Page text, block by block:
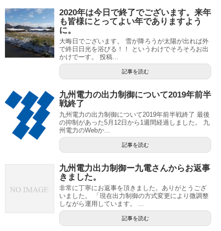
2020年は今日で終了でございます。来年
も皆様にとってよい年でありますよう
に。
大晦日でございます。 雪が降ろうが太陽が出れば外
で終日日光を浴びる！！ というわけでそろそろお出
かけでーす。 投稿...
記事を読む
九州電力の出力制御について2019年前半
戦終了
九州電力の出力制御について2019年前半戦終了 最後
の抑制があった5月12日から1週間経過しました。 九
州電力のWebか...
記事を読む
九州電力出力制御ー九電さんからお返事
きました。
非常に丁寧にお返事を頂きました。ありがとうござ
いました。 「現在出力制御の方式変更により微調整
しながら運用しています。 ...
記事を読む